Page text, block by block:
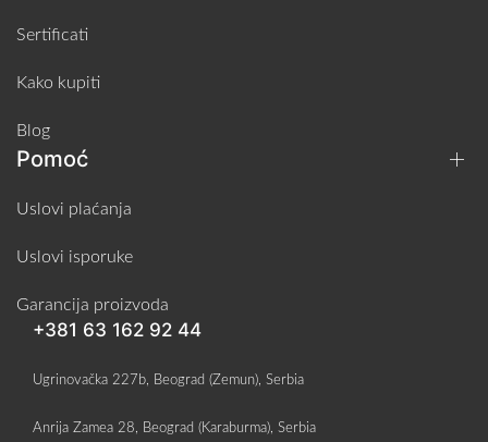
Sertificati
Kako kupiti
Blog
Pomoć
Uslovi plaćanja
Uslovi isporuke
Garancija proizvoda
+381 63 162 92 44
Ugrinovačka 227b, Beograd (Zemun), Serbia
Anrija Zamea 28, Beograd (Karaburma), Serbia